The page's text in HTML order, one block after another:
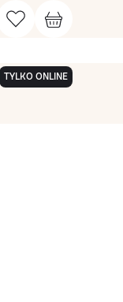
TYLKO ONLINE